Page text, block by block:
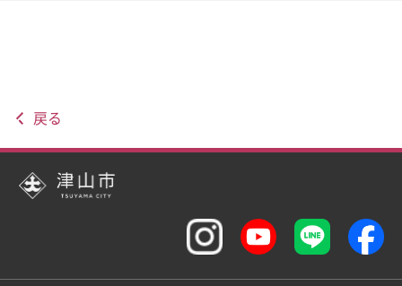
戻る